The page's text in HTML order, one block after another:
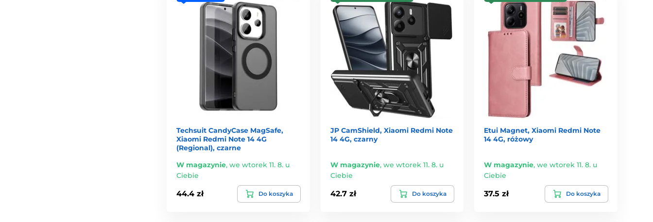
Techsuit CandyCase MagSafe,
Xiaomi Redmi Note 14 4G
(Regional), czarne
W magazynie, we wtorek 11. 8. u
Ciebie
44.4 zł Do koszyka
JP CamShield, Xiaomi Redmi Note
14 4G, czarny
W magazynie, we wtorek 11. 8. u
Ciebie
42.7 zł Do koszyka
Etui Magnet, Xiaomi Redmi Note
14 4G, różowy
W magazynie,we wtorek 11. 8. u
Ciebie
37.5 zł Do koszyka